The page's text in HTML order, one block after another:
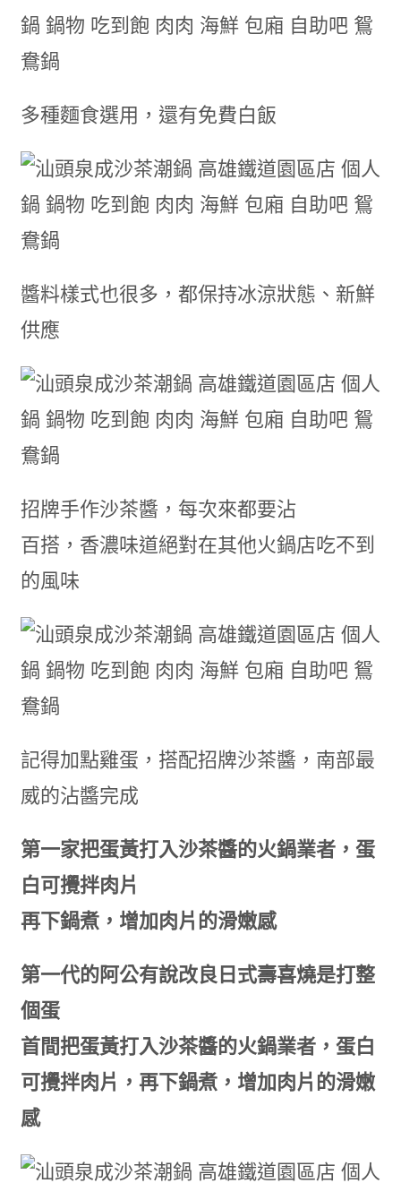
多種麵食選用，還有免費白飯
醬料樣式也很多，都保持冰涼狀態、新鮮
供應
招牌手作沙茶醬，每次來都要沾
百搭，香濃味道絕對在其他火鍋店吃不到
的風味
記得加點雞蛋，搭配招牌沙茶醬，南部最
威的沾醬完成
第一家把蛋黃打入沙茶醬的火鍋業者，蛋
白可攪拌肉片
再下鍋煮，增加肉片的滑嫩感
第一代的阿公有說改良日式壽喜燒是打整
個蛋
首間把蛋黃打入沙茶醬的火鍋業者，蛋白
可攪拌肉片，再下鍋煮，增加肉片的滑嫩
感